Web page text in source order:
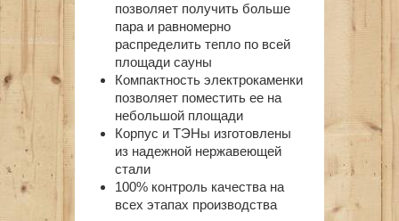
позволяет получить больше
пара и равномерно
распределить тепло по всей
площади сауны
Компактность электрокаменки
позволяет поместить ее на
небольшой площади
Корпус и ТЭНы изготовлены
из надежной нержавеющей
стали
100% контроль качества на
всех этапах производства